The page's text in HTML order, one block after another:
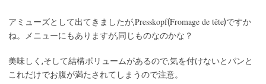
アミューズとして出てきましたが,Presskopf(Fromage de tête)ですか
ね。メニューにもありますが,同じものなのかな？
美味しく,そして結構ボリュームがあるので,気を付けないとパンと
これだけでお腹が満たされてしまうので注意。